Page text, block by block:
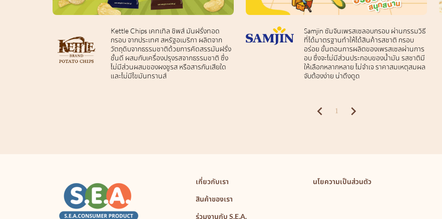
Kettle Chips เคทเทิล ชิพส์ มันฝรั่งทอด
กรอบ จากประเทศ สหรัฐอเมริกา ผลิตจาก
วัตถุดิบจากธรรมชาติด้วยการคัดสรรมันฝรั่ง
ชั้นดี ผสมกับเครื่องปรุงรสจากธรรมชาติ ซึ่ง
ไม่มีส่วนผสมของผงชูรส หรือสารกันเสียใด
และไม่มีไขมันทรานส์
Samjin ซัมจินเพรสเซลอบกรอบ ผ่านกรรมวิธี
ที่ได้มาตรฐานทำให้ได้สินค้ารสชาติ กรอบ
อร่อย ขั้นตอนการผลิตของเพรสเซลผ่านการ
อบ ซึ่งจะไม่มีส่วนประกอบของน้ำมัน รสชาติมี
ให้เลือกหลากหลาย ไม่จำเจ ราคาสมเหตุสมผล
จับต้องง่าย น่าดึงดูด
1
เกี่ยวกับเรา นโยความเป็นส่วนตัว
สินค้าของเรา
ร่วมงานกับ S.E.A.